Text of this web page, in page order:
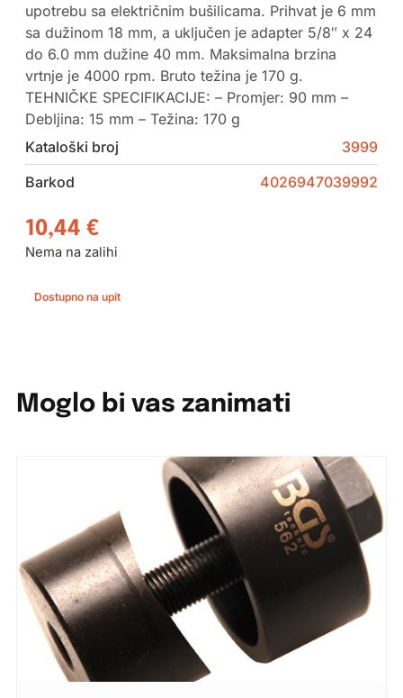
upotrebu sa električnim bušilicama. Prihvat je 6 mm
sa dužinom 18 mm, a uključen je adapter 5/8″ x 24
do 6.0 mm dužine 40 mm. Maksimalna brzina
vrtnje je 4000 rpm. Bruto težina je 170 g.
TEHNIČKE SPECIFIKACIJE: – Promjer: 90 mm –
Debljina: 15 mm – Težina: 170 g
Kataloški broj
3999
Barkod
4026947039992
10,44 €
Nema na zalihi
Dostupno na upit
Moglo bi vas zanimati